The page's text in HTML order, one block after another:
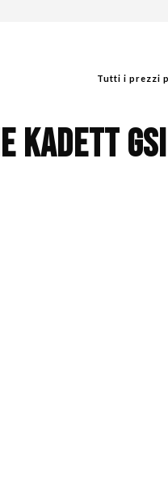
Tutti i prezzi
KADETT